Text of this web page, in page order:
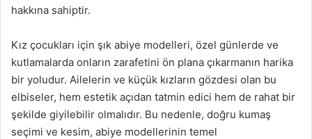
hakkına sahiptir.
Kız çocukları için şık abiye modelleri, özel günlerde ve
kutlamalarda onların zarafetini ön plana çıkarmanın harika
bir yoludur. Ailelerin ve küçük kızların gözdesi olan bu
elbiseler, hem estetik açıdan tatmin edici hem de rahat bir
şekilde giyilebilir olmalıdır. Bu nedenle, doğru kumaş
seçimi ve kesim, abiye modellerinin temel